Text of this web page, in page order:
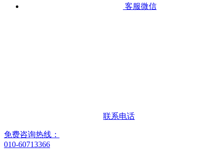
客服微信
联系电话
免费咨询热线：
010-60713366